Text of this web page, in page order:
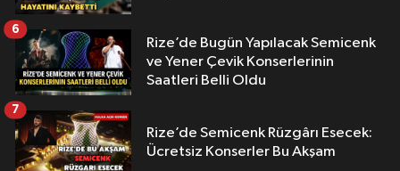
Rize’de Bugün Yapılacak Semicenk
ve Yener Çevik Konserlerinin
Saatleri Belli Oldu
6
Rize’de Semicenk Rüzgârı Esecek:
Ücretsiz Konserler Bu Akşam
7